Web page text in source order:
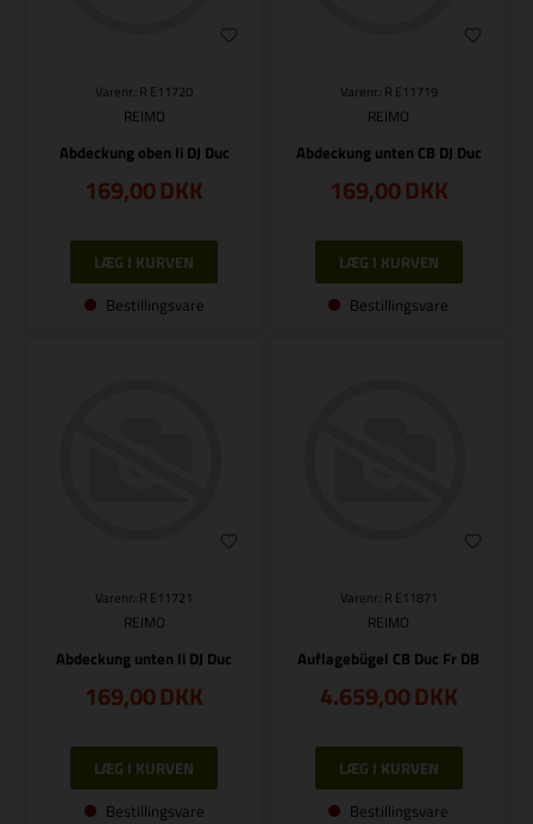
Varenr.: R E11720
REIMO
Abdeckung oben li DJ Duc
169,00DKK
Bestillingsvare
Varenr.: R E11719
REIMO
Abdeckung unten CB DJ Duc
169,00DKK
Bestillingsvare
Varenr.: R E11721
REIMO
Abdeckung unten li DJ Duc
169,00DKK
Bestillingsvare
Varenr.: R E11871
REIMO
Auflagebügel CB Duc Fr DB
4.659,00DKK
Bestillingsvare